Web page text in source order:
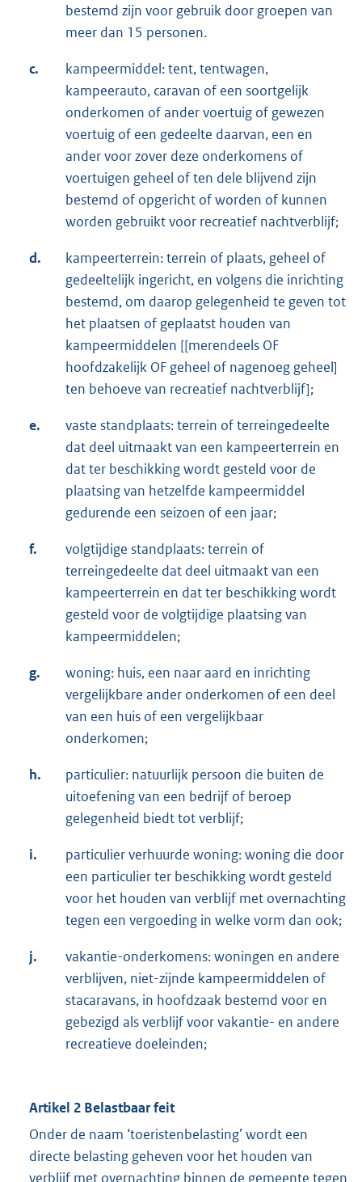
bestemd zijn voor gebruik door groepen van
meer dan 15 personen.
c.
kampeermiddel: tent, tentwagen,
kampeerauto, caravan of een soortgelijk
onderkomen of ander voertuig of gewezen
voertuig of een gedeelte daarvan, een en
ander voor zover deze onderkomens of
voertuigen geheel of ten dele blijvend zijn
bestemd of opgericht of worden of kunnen
worden gebruikt voor recreatief nachtverblijf;
d.
kampeerterrein: terrein of plaats, geheel of
gedeeltelijk ingericht, en volgens die inrichting
bestemd, om daarop gelegenheid te geven tot
het plaatsen of geplaatst houden van
kampeermiddelen [[merendeels OF
hoofdzakelijk OF geheel of nagenoeg geheel]
ten behoeve van recreatief nachtverblijf];
e.
vaste standplaats: terrein of terreingedeelte
dat deel uitmaakt van een kampeerterrein en
dat ter beschikking wordt gesteld voor de
plaatsing van hetzelfde kampeermiddel
gedurende een seizoen of een jaar;
f.
volgtijdige standplaats: terrein of
terreingedeelte dat deel uitmaakt van een
kampeerterrein en dat ter beschikking wordt
gesteld voor de volgtijdige plaatsing van
kampeermiddelen;
g.
woning: huis, een naar aard en inrichting
vergelijkbare ander onderkomen of een deel
van een huis of een vergelijkbaar
onderkomen;
h.
particulier: natuurlijk persoon die buiten de
uitoefening van een bedrijf of beroep
gelegenheid biedt tot verblijf;
i.
particulier verhuurde woning: woning die door
een particulier ter beschikking wordt gesteld
voor het houden van verblijf met overnachting
tegen een vergoeding in welke vorm dan ook;
j.
vakantie-onderkomens: woningen en andere
verblijven, niet-zijnde kampeermiddelen of
stacaravans, in hoofdzaak bestemd voor en
gebezigd als verblijf voor vakantie- en andere
recreatieve doeleinden;
Artikel 2 Belastbaar feit
Onder de naam ‘toeristenbelasting’ wordt een
directe belasting geheven voor het houden van
verblijf met overnachting binnen de gemeente tegen